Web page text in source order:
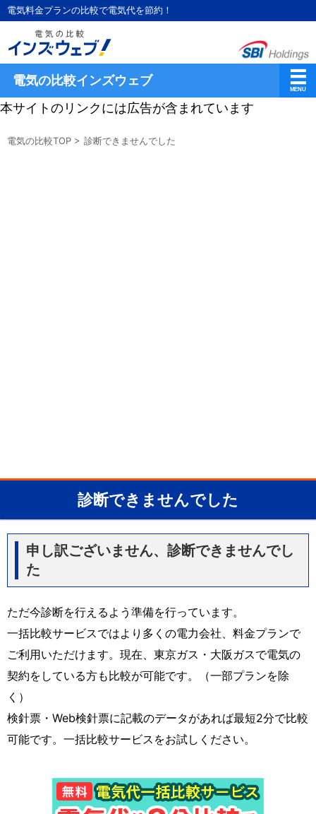
電気料金プランの比較で電気代を節約！
電気の比較インズウェブ
本サイトのリンクには広告が含まれています
電気の比較TOP > 診断できませんでした
診断できませんでした
申し訳ございません、診断できませんでし
た
ただ今診断を行えるよう準備を行っています。
一括比較サービスではより多くの電力会社、料金プランで
ご利用いただけます。現在、東京ガス・大阪ガスで電気の
契約をしている方も比較が可能です。（一部プランを除
く）
検針票・Web検針票に記載のデータがあれば最短2分で比較
可能です。一括比較サービスをお試しください。